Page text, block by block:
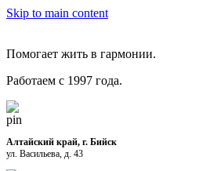
Skip to main content
Помогает жить в гармонии.
Работаем с 1997 года.
Алтайский край, г. Бийск
ул. Васильева, д. 43